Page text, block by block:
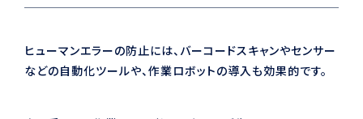
ヒューマンエラーの防止には、バーコードスキャンやセンサー
などの自動化ツールや、作業ロボットの導入も効果的です。